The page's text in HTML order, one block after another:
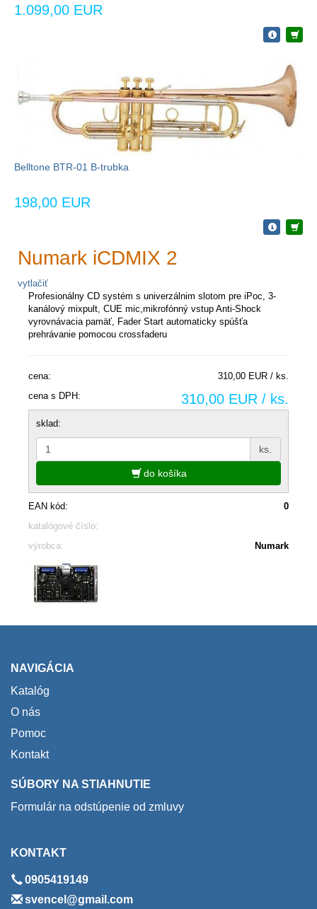
1.099,00 EUR
Belltone BTR-01 B-trubka
198,00 EUR
Numark iCDMIX 2
vytlačiť
Profesionálny CD systém s univerzálnim slotom pre iPoc, 3-
kanálový mixpult, CUE mic,mikrofónný vstup Anti-Shock
vyrovnávacia pamäť, Fader Start automaticky spúšťa
prehrávanie pomocou crossfaderu
cena:
310,00 EUR / ks.
cena s DPH:
310,00 EUR / ks.
sklad:
ks.
do košíka
EAN kód:
0
katalógové číslo:
výrobca:
Numark
NAVIGÁCIA
Katalóg
O nás
Pomoc
Kontakt
SÚBORY NA STIAHNUTIE
Formulár na odstúpenie od zmluvy
KONTAKT
0905419149
svencel@gmail.com